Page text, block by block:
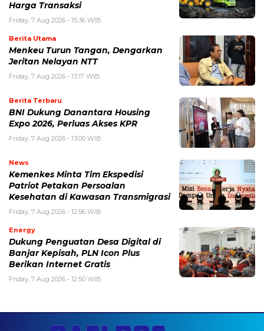
Harga Transaksi
Friday, 7 Aug 2026 - 15:36 WIB
Berita Utama
Menkeu Turun Tangan, Dengarkan
Jeritan Nelayan NTT
Friday, 7 Aug 2026 - 13:17 WIB
Berita Terbaru
BNI Dukung Danantara Housing
Expo 2026, Perluas Akses KPR
Friday, 7 Aug 2026 - 13:00 WIB
News
Kemenkes Minta Tim Ekspedisi
Patriot Petakan Persoalan
Kesehatan di Kawasan Transmigrasi
Friday, 7 Aug 2026 - 12:56 WIB
Energy
Dukung Penguatan Desa Digital di
Banjar Kepisah, PLN Icon Plus
Berikan Internet Gratis
Friday, 7 Aug 2026 - 12:50 WIB